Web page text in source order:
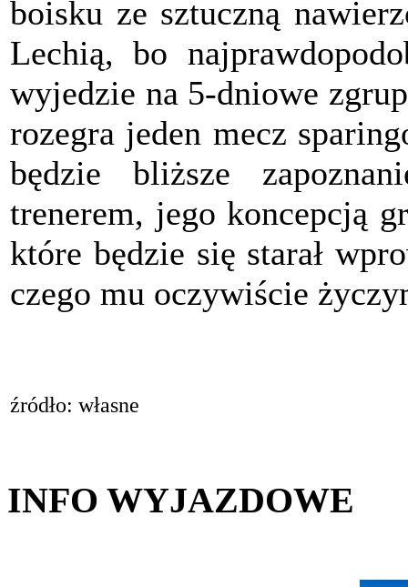
boisku ze sztuczną
Lechią, bo
wyjedzie na 5-dniowe
rozegra jeden mecz
będzie bliższe
trenerem, jego koncepcją
które będzie się starał
czego mu oczywiście
źródło: własne
INFO WYJAZDOWE